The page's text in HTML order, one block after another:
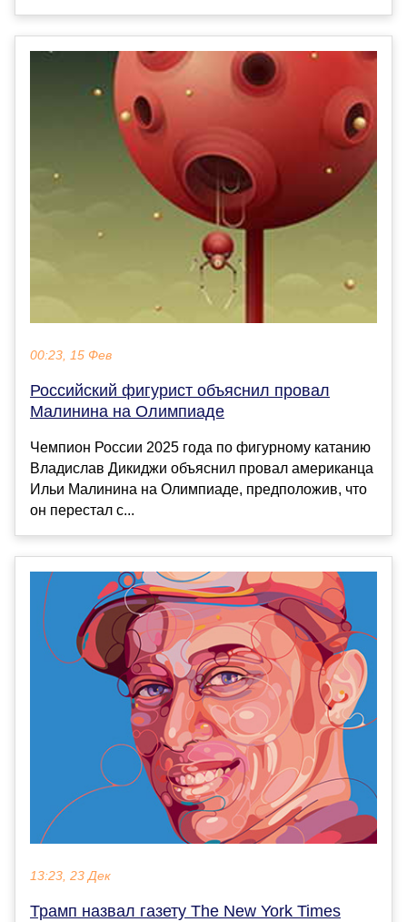
00:23, 15 Фев
Российский фигурист объяснил провал
Малинина на Олимпиаде
Чемпион России 2025 года по фигурному катанию
Владислав Дикиджи объяснил провал американца
Ильи Малинина на Олимпиаде, предположив, что
он перестал с...
13:23, 23 Дек
Трамп назвал газету The New York Times